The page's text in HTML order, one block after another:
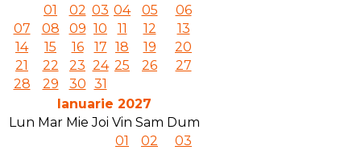
01
02 03 04 05
06
07
08 09 10 11 12
13
14
15 16 17 18 19
20
21
22 23 24 25 26
27
28
29 30 31
Ianuarie 2027
Lun Mar Mie Joi Vin Sam Dum
01
02
03